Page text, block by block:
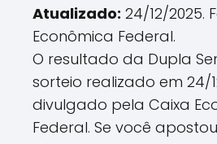
Atualizado: 24/12/2025.
Econômica Federal.
O resultado da Dupla
sorteio realizado em 24/
divulgado pela Caixa
Federal. Se você